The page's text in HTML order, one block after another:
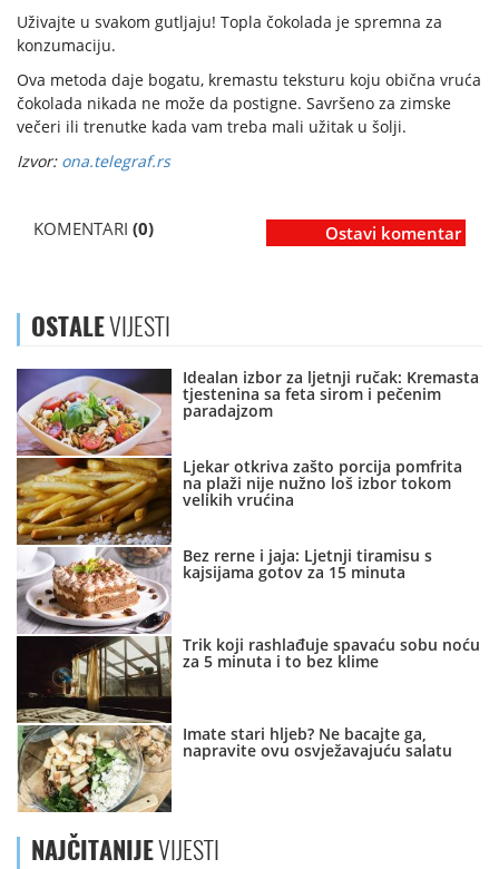
Uživajte u svakom gutljaju! Topla čokolada je spremna za
konzumaciju.
Ova metoda daje bogatu, kremastu teksturu koju obična vruća
čokolada nikada ne može da postigne. Savršeno za zimske
večeri ili trenutke kada vam treba mali užitak u šolji.
Izvor: ona.telegraf.rs
KOMENTARI (0) Ostavi komentar
OSTALEVIJESTI
Idealan izbor za ljetnji ručak: Kremasta
tjestenina sa feta sirom i pečenim
paradajzom
Ljekar otkriva zašto porcija pomfrita
na plaži nije nužno loš izbor tokom
velikih vrućina
Bez rerne i jaja: Ljetnji tiramisu s
kajsijama gotov za 15 minuta
Trik koji rashlađuje spavaću sobu noću
za 5 minuta i to bez klime
Imate stari hljeb? Ne bacajte ga,
napravite ovu osvježavajuću salatu
NAJČITANIJEVIJESTI